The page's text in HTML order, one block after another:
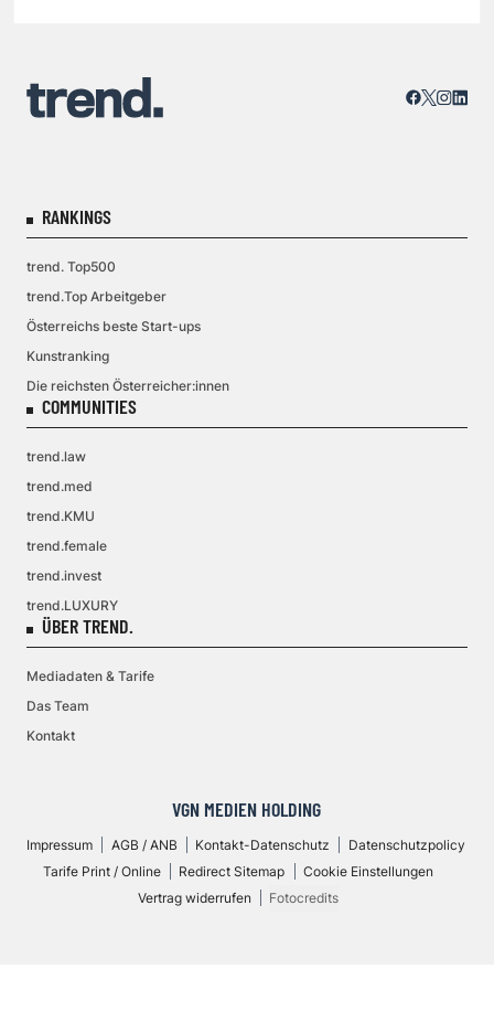
RANKINGS
trend. Top500
trend.Top Arbeitgeber
Österreichs beste Start-ups
Kunstranking
Die reichsten Österreicher:innen
COMMUNITIES
trend.law
trend.med
trend.KMU
trend.female
trend.invest
trend.LUXURY
ÜBER TREND.
Mediadaten & Tarife
Das Team
Kontakt
VGN MEDIEN HOLDING
Impressum AGB / ANB Kontakt-Datenschutz
Datenschutzpolicy
Tarife Print / Online
Redirect Sitemap
Cookie Einstellungen
Vertrag widerrufen
Fotocredits